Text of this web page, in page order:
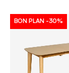
BON PLAN -30%